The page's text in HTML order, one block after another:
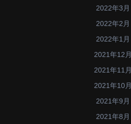
2022年3月
2022年2月
2022年1月
2021年12月
2021年11月
2021年10月
2021年9月
2021年8月